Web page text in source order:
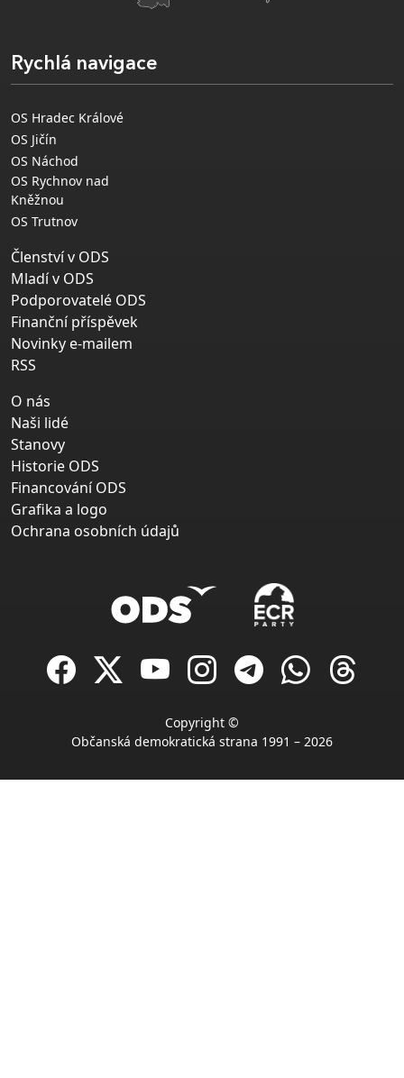
Rychlá navigace
OS Hradec Králové
OS Jičín
OS Náchod
OS Rychnov nad
Kněžnou
OS Trutnov
Členství v ODS
Mladí v ODS
Podporovatelé ODS
Finanční příspěvek
Novinky e-mailem
RSS
O nás
Naši lidé
Stanovy
Historie ODS
Financování ODS
Grafika a logo
Ochrana osobních údajů
Copyright ©
Občanská demokratická strana 1991 – 2026